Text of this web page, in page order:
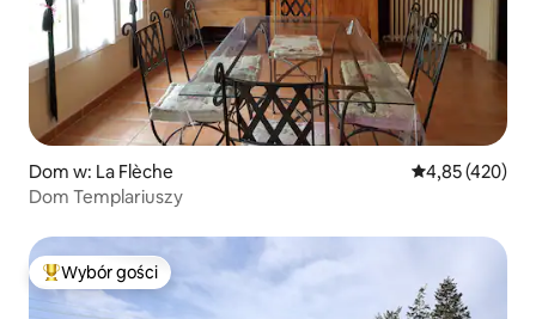
Dom w: La Flèche Średnia
4,85 (420)
Dom Templariuszy
Najpopularniejsze z kategorii Wybór gości
Wybór gości